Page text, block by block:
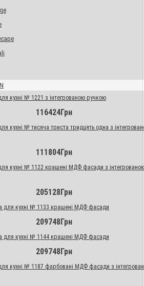
кухні № 1221 з інтегрованою ручкою
116424Грн
кухні № тисяча триста тридцять одна з
111804Грн
кухні № 1122 крашені МДФ фасади з
205128Грн
для кухні № 1133 крашені МДФ фасади
209748Грн
для кухні № 1144 крашені МДФ фасади
209748Грн
кухні № 1187 фарбовані МДФ фасади з